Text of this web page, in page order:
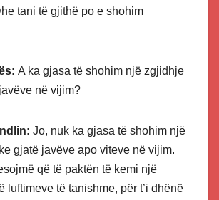
tani të gjithë po e shohim
A ka gjasa të shohim një zgjidhje
në vijim?
Jo, nuk ka gjasa të shohim një
gjatë javëve apo viteve në vijim.
që të paktën të kemi një
luftimeve të tanishme, për t’i dhënë